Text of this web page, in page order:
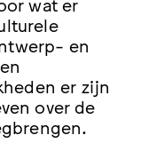
en
er zijn
over de